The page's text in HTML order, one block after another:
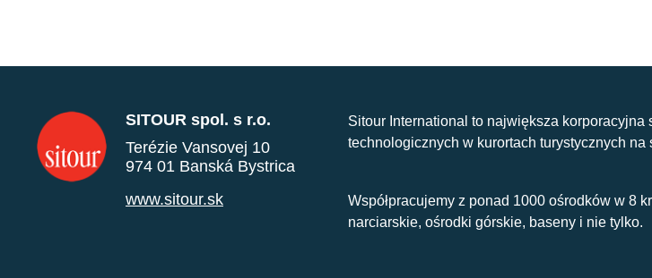
SITOUR spol. s r.o.
Terézie Vansovej 10
974 01 Banská Bystrica
www.sitour.sk
Sitour International to największa korporacyjna
technologicznych w kurortach turystycznych na
Współpracujemy z ponad 1000 ośrodków w 8
narciarskie, ośrodki górskie, baseny i nie tylko.